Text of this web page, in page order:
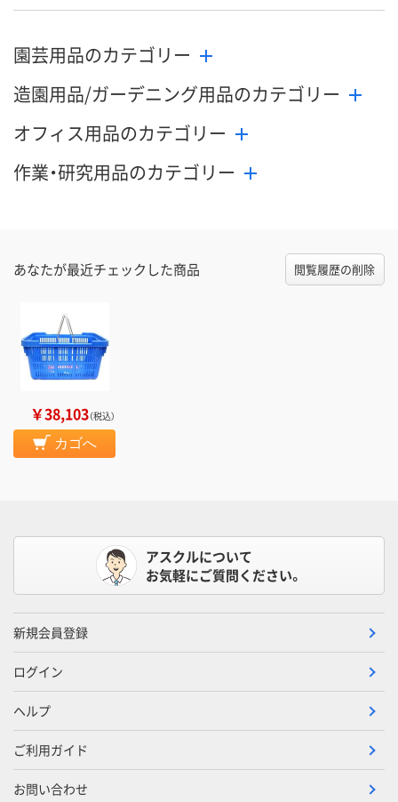
園芸用品のカテゴリー
造園用品/ガーデニング用品のカテゴリー
オフィス用品のカテゴリー
作業・研究用品のカテゴリー
あなたが最近チェックした商品 閲覧履歴の削除
￥38,103（税込）
カゴへ
アスクルについて
お気軽にご質問ください。
新規会員登録
ログイン
ヘルプ
ご利用ガイド
お問い合わせ